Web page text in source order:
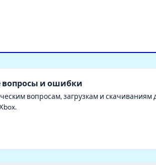
вопросы и ошибки
вопросам, загрузкам и скачиваниям